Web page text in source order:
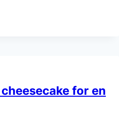
for en